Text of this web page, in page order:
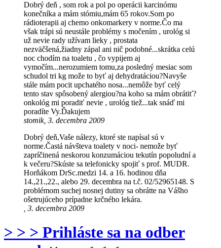
Dobrý deň , som rok a pol po operácii karcinómu
konečníka a mám stómiu,mám 65 rokov.Som po
rádioterapii aj chemo onkomarkery v norme.Čo ma
však trápi sú neustále problémy s močením , urológ si
už nevie rady užívam lieky , prostata
nezväčšená,žiadny zápal ani nič podobné...skrátka celú
noc chodím na toaletu , čo vypijem aj
vymočím...nerozumiem tomu,za posledný mesiac som
schudol tri kg može to byť aj dehydratáciou?Navyše
stále mám pocit upchatého nosa...nemôže byť celý
tento stav spôsobený alergiou?na koho sa mám obrátiť?
onkológ mi poradiť nevie , urológ tiež...tak snáď mi
poradíte Vy.Ďakujem
stomik, 3. decembra 2009
Dobrý deň,Vaše nálezy, ktoré ste napísal sú v
norme.Častá návšteva toalety v noci- nemože byť
zapríčinená neskorou konzumáciou tekutín popoludní a
k večeru?Skúste sa telefonicky spojiť s prof. MUDR.
Horňákom DrSc.medzi 14. a 16. hodinou dňa
14.,21.,22., alebo 29. decembra na t.č. 02/52965148. S
problémom suchej nosnej dutiny sa obrátte na Vášho
ošetrujúceho prípadne krčného lekára.
, 3. decembra 2009
> > > Prihláste sa na odber